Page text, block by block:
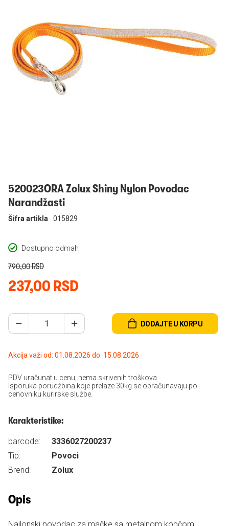
520023ORA Zolux Shiny Nylon Povodac
Narandžasti
Dostupno odmah
Šifra artikla 015829
237,00 RSD
790,00 RSD
DODAJTE U KORPU
Akcija važi od: 01.08.2026 do: 15.08.2026
PDV uračunat u cenu, nema skrivenih troškova.
Isporuka porudžbina koje prelaze 30kg se obračunavaju po
cenovniku kurirske službe.
Karakteristike:
barcode:
3336027200237
Tip:
Povoci
Brend:
Zolux
Opis